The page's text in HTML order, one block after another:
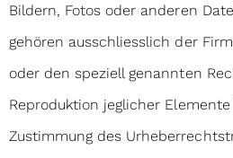
Bildern, Fotos oder anderen
gehören ausschliesslich der
oder den speziell genannten
Reproduktion jeglicher
Zustimmung des